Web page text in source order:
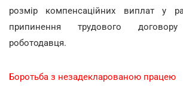
розмір компенсаційних виплат у
припинення трудового
роботодавця.
Боротьба з незадекларованою працею